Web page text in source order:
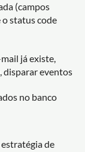
(campos
o status code
já existe,
disparar eventos
no banco
de